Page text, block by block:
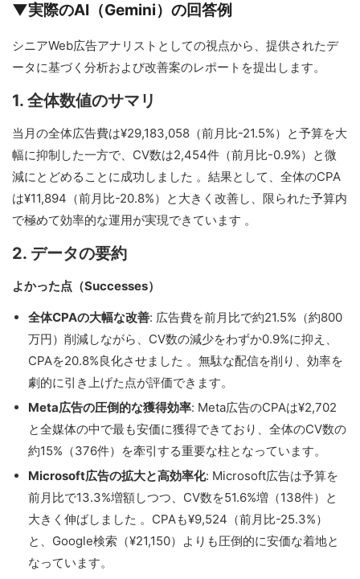
▼実際のAI（Gemini）の回答例
シニアWeb広告アナリストとしての視点から、提供されたデ
ータに基づく分析および改善案のレポートを提出します。
1. 全体数値のサマリ
当月の全体広告費は¥29,183,058（前月比-21.5%）と予算を大
幅に抑制した一方で、CV数は2,454件（前月比-0.9%）と微
減にとどめることに成功しました 。結果として、全体のCPA
は¥11,894（前月比-20.8%）と大きく改善し、限られた予算内
で極めて効率的な運用が実現できています 。
2. データの要約
よかった点（Successes）
全体CPAの大幅な改善: 広告費を前月比で約21.5%（約800
万円）削減しながら、CV数の減少をわずか0.9%に抑え、
CPAを20.8%良化させました 。無駄な配信を削り、効率を
劇的に引き上げた点が評価できます。
Meta広告の圧倒的な獲得効率: Meta広告のCPAは¥2,702
と全媒体の中で最も安価に獲得できており、全体のCV数の
約15%（376件）を牽引する重要な柱となっています。
Microsoft広告の拡大と高効率化: Microsoft広告は予算を
前月比で13.3%増額しつつ、CV数を51.6%増（138件）と
大きく伸ばしました 。CPAも¥9,524（前月比-25.3%）
と、Google検索（¥21,150）よりも圧倒的に安価な着地と
なっています。